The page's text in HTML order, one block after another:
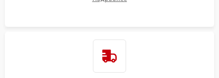
скопившейся пыли, волос и шерсти животных с